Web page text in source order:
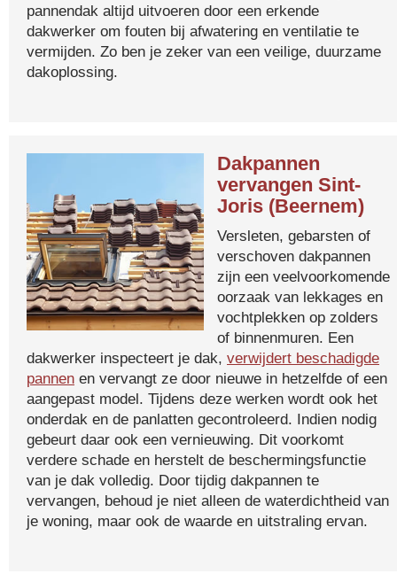
pannendak altijd uitvoeren door een erkende
dakwerker om fouten bij afwatering en ventilatie te
vermijden. Zo ben je zeker van een veilige, duurzame
dakoplossing.
Dakpannen
vervangen Sint-
Joris (Beernem)
Versleten, gebarsten of
verschoven dakpannen
zijn een veelvoorkomende
oorzaak van lekkages en
vochtplekken op zolders
of binnenmuren. Een
dakwerker inspecteert je dak, verwijdert beschadigde
pannen en vervangt ze door nieuwe in hetzelfde of een
aangepast model. Tijdens deze werken wordt ook het
onderdak en de panlatten gecontroleerd. Indien nodig
gebeurt daar ook een vernieuwing. Dit voorkomt
verdere schade en herstelt de beschermingsfunctie
van je dak volledig. Door tijdig dakpannen te
vervangen, behoud je niet alleen de waterdichtheid van
je woning, maar ook de waarde en uitstraling ervan.